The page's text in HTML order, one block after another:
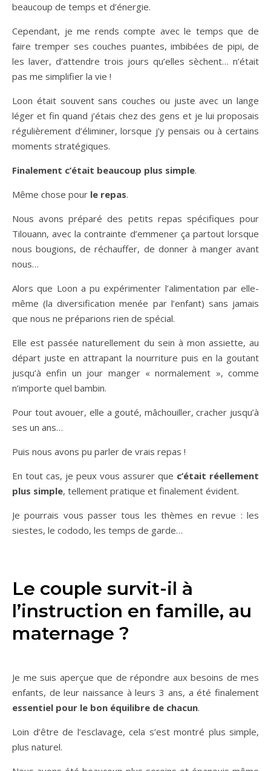
beaucoup de temps et d’énergie.
Cependant, je me rends compte avec le temps que de
faire tremper ses couches puantes, imbibées de pipi, de
les laver, d’attendre trois jours qu’elles sèchent… n’était
pas me simplifier la vie !
Loon était souvent sans couches ou juste avec un lange
léger et fin quand j’étais chez des gens et je lui proposais
régulièrement d’éliminer, lorsque j’y pensais ou à certains
moments stratégiques.
Finalement c’était beaucoup plus simple.
Même chose pour le repas.
Nous avons préparé des petits repas spécifiques pour
Tilouann, avec la contrainte d’emmener ça partout lorsque
nous bougions, de réchauffer, de donner à manger avant
nous…
Alors que Loon a pu expérimenter l’alimentation par elle-
même (la diversification menée par l’enfant) sans jamais
que nous ne préparions rien de spécial.
Elle est passée naturellement du sein à mon assiette, au
départ juste en attrapant la nourriture puis en la goutant
jusqu’à enfin un jour manger « normalement », comme
n’importe quel bambin.
Pour tout avouer, elle a gouté, mâchouiller, cracher jusqu’à
ses un ans…
Puis nous avons pu parler de vrais repas !
En tout cas, je peux vous assurer que c’était réellement
plus simple, tellement pratique et finalement évident.
Je pourrais vous passer tous les thèmes en revue : les
siestes, le cododo, les temps de garde…
Le couple survit-il à
l’instruction en famille, au
maternage ?
Je me suis aperçue que de répondre aux besoins de mes
enfants, de leur naissance à leurs 3 ans, a été finalement
essentiel pour le bon équilibre de chacun.
Loin d’être de l’esclavage, cela s’est montré plus simple,
plus naturel.